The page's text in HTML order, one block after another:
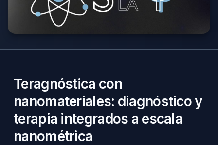
Teragnóstica con
nanomateriales: diagnóstico y
terapia integrados a escala
nanométrica